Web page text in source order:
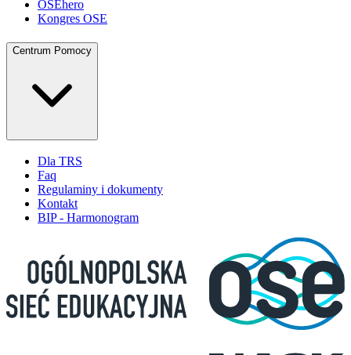
OSEhero
Kongres OSE
Centrum Pomocy
Dla TRS
Faq
Regulaminy i dokumenty
Kontakt
BIP - Harmonogram